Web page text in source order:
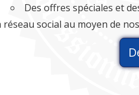
Des offres spéciales et
réseau social au moyen de